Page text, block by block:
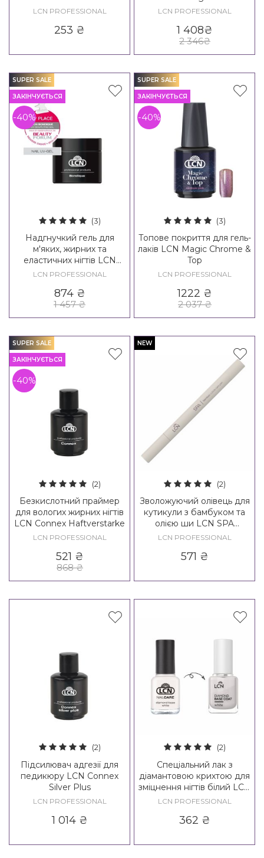
LCN PROFESSIONAL
253 ₴
LCN PROFESSIONAL
1 408₴
2 346₴
SUPER SALE
ЗАКІНЧУЄТЬСЯ
-40%
(3)
Надгнучкий гель для
м'яких, жирних та
еластичних нігтів LCN
Bondique - UV-Aufbau-Gel
LCN PROFESSIONAL
874₴
1 457₴
SUPER SALE
ЗАКІНЧУЄТЬСЯ
-40%
(3)
Топове покриття для гель-
лаків LCN Magic Chrome &
Top
LCN PROFESSIONAL
1222 ₴
2 037₴
SUPER SALE
ЗАКІНЧУЄТЬСЯ
-40%
(2)
Безкислотний праймер
для вологих жирних нігтів
LCN Connex Haftverstarke
LCN PROFESSIONAL
521 ₴
868₴
NEW
(2)
Зволожуючий олівець для
кутикули з бамбуком та
олією ши LCN SPA
Bamboo Cuticle Care Pen
LCN PROFESSIONAL
571 ₴
(2)
Підсилювач адгезії для
педикюру LCN Connex
Silver Plus
LCN PROFESSIONAL
1 014₴
(2)
Спеціальний лак з
діамантовою крихтою для
зміцнення нігтів білий LCN
Diamond Base Nail Care
LCN PROFESSIONAL
362 ₴